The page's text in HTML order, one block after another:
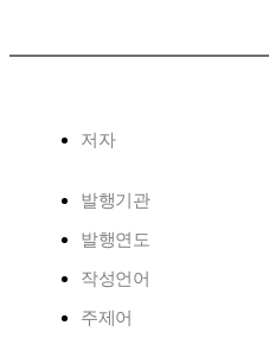
저자
발행기관
발행연도
작성언어
주제어